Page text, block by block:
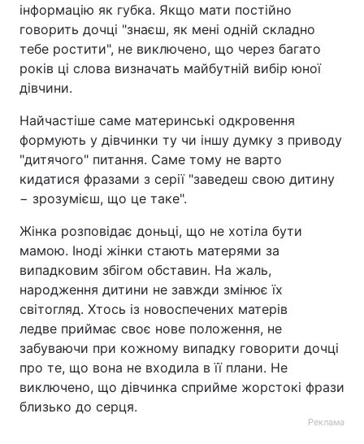
інформацію як губка. Якщо мати постійно
говорить дочці "знаєш, як мені одній складно
тебе ростити", не виключено, що через багато
років ці слова визначать майбутній вибір юної
дівчини.
Найчастіше саме материнські одкровення
формують у дівчинки ту чи іншу думку з приводу
"дитячого" питання. Саме тому не варто
кидатися фразами з серії "заведеш свою дитину
− зрозумієш, що це таке".
Жінка розповідає доньці, що не хотіла бути
мамою. Іноді жінки стають матерями за
випадковим збігом обставин. На жаль,
народження дитини не завжди змінює їх
світогляд. Хтось із новоспечених матерів
ледве приймає своє нове положення, не
забуваючи при кожному випадку говорити дочці
про те, що вона не входила в її плани. Не
виключено, що дівчинка сприйме жорстокі фрази
близько до серця.
Реклама